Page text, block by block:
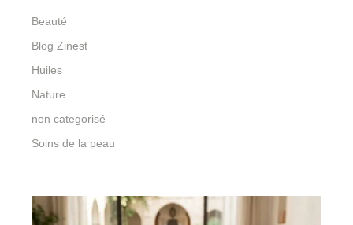
Beauté
Blog Zinest
Huiles
Nature
non categorisé
Soins de la peau